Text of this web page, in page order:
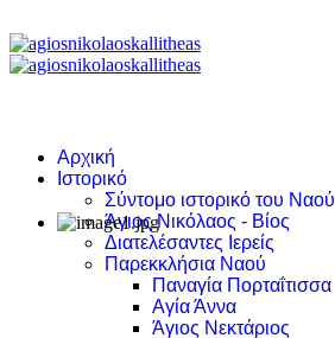
Αρχική
Ιστορικό
Σύντομο ιστορικό του Ναού
Άγιος Νικόλαος - Βίος
Διατελέσαντες Ιερείς
Παρεκκλήσια Ναού
Παναγία Πορταΐτισσα
Αγία Άννα
Άγιος Νεκτάριος